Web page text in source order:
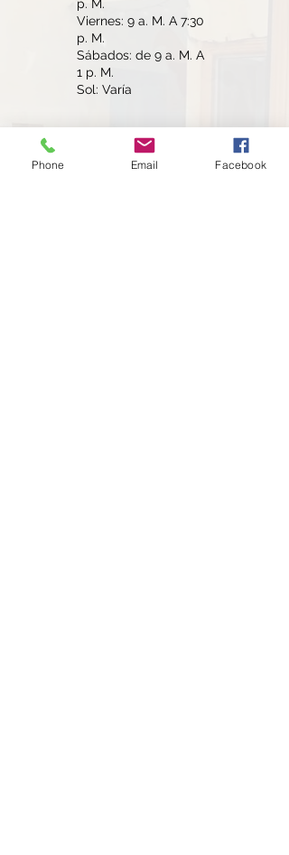
p. M.
Viernes: 9 a. M. A 7:30
p. M.
Sábados: de 9 a. M. A
1 p. M.
Sol: Varía
North Location
Phone Email Facebook